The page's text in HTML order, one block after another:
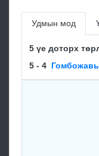
Удмын мод
5 үе доторх
5 - 4